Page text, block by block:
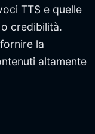
TTS e quelle
credibilità.
la
altamente